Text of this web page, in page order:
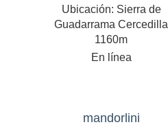
Ubicación: Sierra de
Guadarrama Cercedilla
1160m
En línea
mandorlini